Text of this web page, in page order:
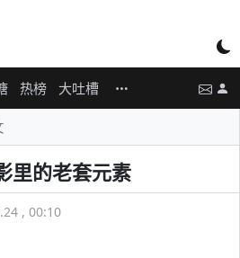
热榜 大吐槽
里的老套元素
, 00:10